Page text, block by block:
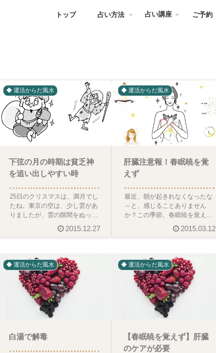
トップ 占い方法 占い講座 ご予約
◆ 運活からだ風水
下弦の月の時期は貧乏神
を追い出しやすい時
25日のクリスマスは、満月でし
たね。東京の空は、少し雲があ
りましたが、雲の隙間をぬって
輝くお月様が見えておりまし
た。満月の日は、人の心を
2015.12.27
◆ 運活からだ風水
肝臓注意報！春眠暁を覚
えず
最近、朝が起きれなくなったな
～と、感じることありません
か？この季節、春眠暁を覚えず
であります。なぜ、春は朝起き
るのが辛いのか？その理由は
2015.03.12
◆ 運活からだ風水
白湯で解毒
◆ 運活からだ風水
【春眠暁を覚えず】肝臓
のケアが必要